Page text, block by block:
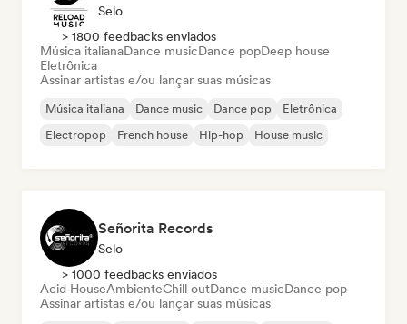
Selo
> 1800 feedbacks enviados
Música italianaDance musicDance popDeep house
Eletrônica
Assinar artistas e/ou lançar suas músicas
Música italiana Dance music Dance pop
Eletrônica
Electropop
French house Hip-hop House music
Señorita Records
Selo
> 1000 feedbacks enviados
Acid HouseAmbienteChill outDance musicDance pop
Assinar artistas e/ou lançar suas músicas